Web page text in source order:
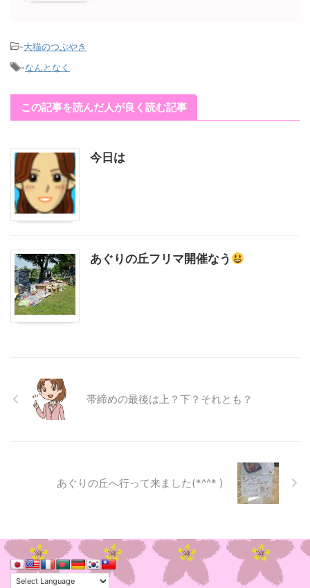
-大猫のつぶやき
-なんとなく
この記事を読んだ人が良く読む記事
今日は
あぐりの丘フリマ開催なう
帯締めの最後は上？下？それとも？
あぐりの丘へ行って来ました(*^^* )